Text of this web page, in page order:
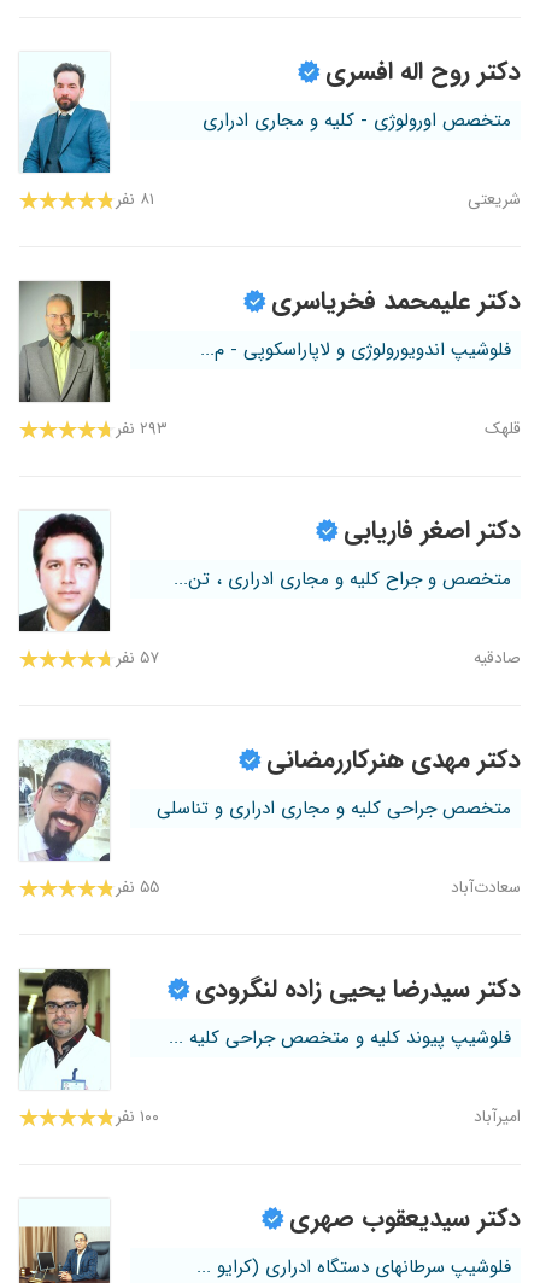
دکتر روح اله افسری
متخصص اورولوژی - کلیه و مجاری ادراری
شریعتی ۸۱ نفر
دکتر علیمحمد فخریاسری
فلوشیپ اندویورولوژی و لاپاراسکوپی - م...
قلهک ۲۹۳ نفر
دکتر اصغر فاریابی
متخصص و جراح کلیه و مجاری ادراری ، تن...
صادقیه ۵۷ نفر
دکتر مهدی هنرکاررمضانی
متخصص جراحی کلیه و مجاری ادراری و تناسلی
سعادت‌آباد ۵۵ نفر
دکتر سیدرضا یحیی زاده لنگرودی
فلوشیپ پیوند کلیه و متخصص جراحی کلیه ...
امیرآباد ۱۰۰ نفر
دکتر سیدیعقوب صهری
فلوشیپ سرطانهای دستگاه ادراری (کرایو ...